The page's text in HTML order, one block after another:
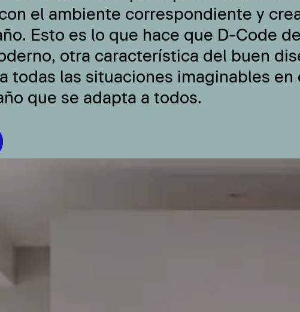
el ambiente correspondiente y
Esto es lo que hace que D-Code
otra característica del buen
todas las situaciones imaginables en
que se adapta a todos.